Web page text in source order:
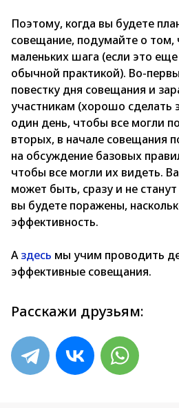
Поэтому, когда вы будете
совещание, подумайте о том,
маленьких шага (если это
обычной практикой). Во-
повестку дня совещания и
участникам (хорошо сделать
один день, чтобы все могли
вторых, в начале совещания
на обсуждение базовых
чтобы все могли их видеть.
может быть, сразу и не
вы будете поражены,
эффективность.
Аздесь мы учим проводить
эффективные совещания.
Расскажи друзьям: